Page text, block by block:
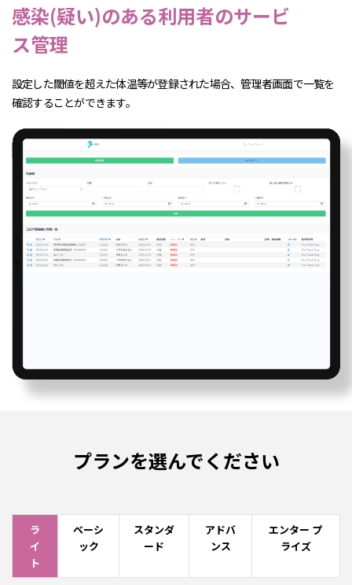
感染(疑い)のある利用者のサービ
ス管理
設定した閾値を超えた体温等が登録された場合、管理者画面で一覧を
確認することができます。
プランを選んでください
ラ
イ
ト
ベーシ
ック
スタンダ
ード
アドバ
ンス
エンター プ
ライズ